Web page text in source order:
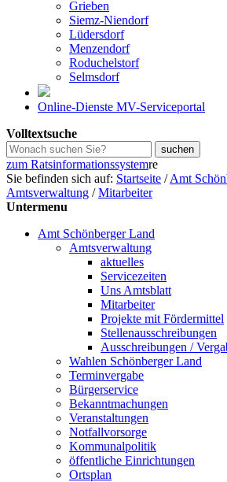
Grieben
Siemz-Niendorf
Lüdersdorf
Menzendorf
Roduchelstorf
Selmsdorf
Online-Dienste MV-Serviceportal
Volltextsuche
zum Ratsinformationssystemre
Sie befinden sich auf: Startseite /Amt
Amtsverwaltung /Mitarbeiter
Untermenu
Amt Schönberger Land
Amtsverwaltung
aktuelles
Servicezeiten
Uns Amtsblatt
Mitarbeiter
Projekte mit Fördermittel
Stellenausschreibungen
Ausschreibungen /
Wahlen Schönberger Land
Terminvergabe
Bürgerservice
Bekanntmachungen
Veranstaltungen
Notfallvorsorge
Kommunalpolitik
öffentliche Einrichtungen
Ortsplan